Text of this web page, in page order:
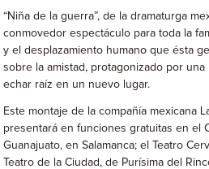
“Niña de la guerra”, de la dramaturga
conmovedor espectáculo para toda la
y el desplazamiento humano que ésta
sobre la amistad, protagonizado por
echar raíz en un nuevo lugar.
Este montaje de la compañía mexicana
presentará en funciones gratuitas en el
Guanajuato, en Salamanca; el Teatro
Teatro de la Ciudad, de Purísima del